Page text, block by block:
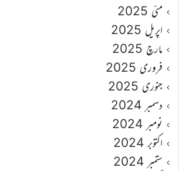
مئی 2025
اپریل 2025
مارچ 2025
فروری 2025
جنوری 2025
دسمبر 2024
نومبر 2024
اکتوبر 2024
ستمبر 2024